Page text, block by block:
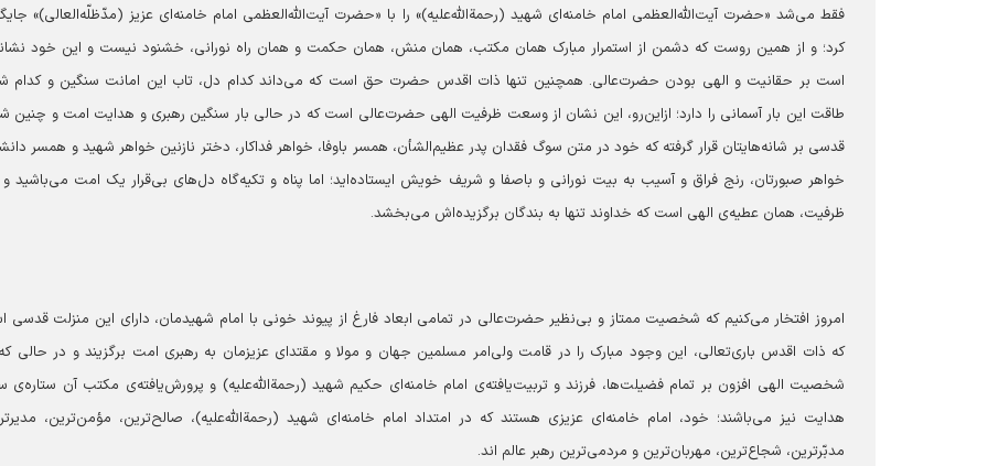
فقط می‌شد «حضرت آیت‌الله‌العظمی امام خامنه‌ای شهید (رحمةالله‌علیه)» را با «حضرت آیت‌الله‌العظمی امام خامنه‌ای عزیز (مدّظلّه‌العالی)»
کرد؛ و از همین روست که دشمن از استمرار مبارک همان مکتب، همان منش، همان حکمت و همان راه نورانی، خشنود نیست و این خود
است بر حقانیت و الهی بودن حضرت‌عالی. همچنین تنها ذات اقدس حضرت حق است که می‌داند کدام دل، تاب این امانت سنگین و کدام
طاقت این بار آسمانی را دارد؛ ازاین‌رو، این نشان از وسعت ظرفیت الهی حضرت‌عالی است که در حالی بار سنگین رهبری و هدایت امت و چنین
قدسی بر شانه‌هایتان قرار گرفته که خود در متن سوگ فقدان پدر عظیم‌الشأن، همسر باوفا، خواهر فداکار، دختر نازنین خواهر شهید و همسر
خواهر صبورتان، رنج فراق و آسیب به بیت نورانی و باصفا و شریف خویش ایستاده‌اید؛ اما پناه و تکیه‌گاه دل‌های بی‌قرار یک امت می‌باشید و
ظرفیت، همان عطیه‌ی الهی است که خداوند تنها به بندگان برگزیده‌اش می‌بخشد.
امروز افتخار می‌کنیم که شخصیت ممتاز و بی‌نظیر حضرت‌عالی در تمامی ابعاد فارغ از پیوند خونی با امام شهیدمان، دارای این منزلت قدسی
که ذات اقدس باری‌تعالی، این وجود مبارک را در قامت ولی‌امر مسلمین جهان و مولا و مقتدای عزیزمان به رهبری امت برگزیند و در حالی
شخصیت الهی افزون بر تمام فضیلت‌ها، فرزند و تربیت‌یافته‌ی امام خامنه‌ای حکیم شهید (رحمةالله‌علیه) و پرورش‌یافته‌ی مکتب آن ستاره‌ی
هدایت نیز می‌باشند؛ خود، امام خامنه‌ای عزیزی هستند که در امتداد امام خامنه‌ای شهید (رحمةالله‌علیه)، صالح‌ترین، مؤمن‌ترین،
مدبّرترین، شجاع‌ترین، مهربان‌ترین و مردمی‌ترین رهبر عالم اند.